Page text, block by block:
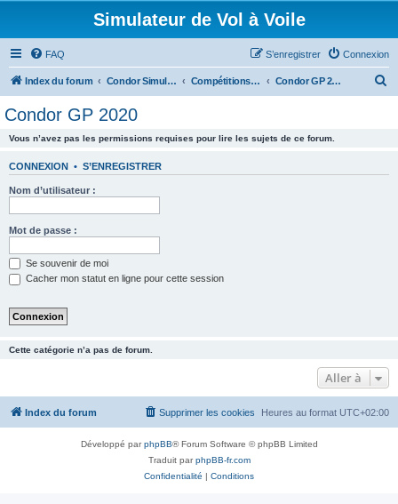
Simulateur de Vol à Voile
FAQ Connexion
S’enregistrer
Index du forum Condor Simulateur de Vol à Voile Compétitions Condor Condor GP 2020
Condor GP 2020
Vous n’avez pas les permissions requises pour lire les sujets de ce forum.
CONNEXION • S’ENREGISTRER
Nom d’utilisateur :
Mot de passe :
Se souvenir de moi
Cacher mon statut en ligne pour cette session
Cette catégorie n’a pas de forum.
Aller à
Index du forum Heures au format UTC+02:00
Supprimer les cookies
Développé parphpBB® Forum Software © phpBB Limited
Traduit parphpBB-fr.com
Confidentialité | Conditions